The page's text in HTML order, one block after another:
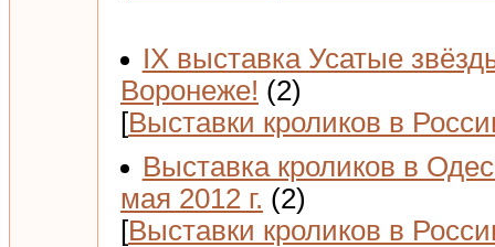
IX выставка Усатые
Воронеже! (2)
[Выставки кроликов в
Выставка кроликов в
мая 2012 г. (2)
[Выставки кроликов в